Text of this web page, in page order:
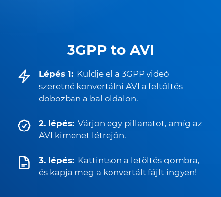
3GPP to AVI
Lépés 1: Küldje el a 3GPP videó
szeretné konvertálni AVI a feltöltés
dobozban a bal oldalon.
2. lépés: Várjon egy pillanatot, amíg az
AVI kimenet létrejön.
3. lépés: Kattintson a letöltés gombra,
és kapja meg a konvertált fájlt ingyen!